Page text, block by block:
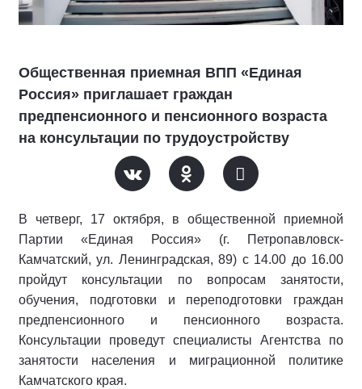
Общественная приемная ВПП «Единая
Россия» приглашает граждан
предпенсионного и пенсионного возраста
на консультации по трудоустройству
В четверг, 17 октября, в общественной приемной
Партии «Единая Россия» (г. Петропавловск-
Камчатский, ул. Ленинградская, 89) с 14.00 до 16.00
пройдут консультации по вопросам занятости,
обучения, подготовки и переподготовки граждан
предпенсионного и пенсионного возраста.
Консультации проведут специалисты Агентства по
занятости населения и миграционной политике
Камчатского края.